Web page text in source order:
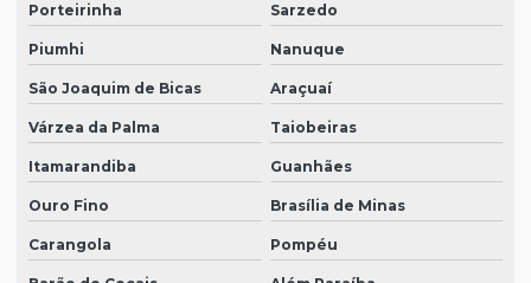
Porteirinha Sarzedo
Piumhi Nanuque
São Joaquim de Bicas Araçuaí
Várzea da Palma Taiobeiras
Itamarandiba Guanhães
Ouro Fino Brasília de Minas
Carangola Pompéu